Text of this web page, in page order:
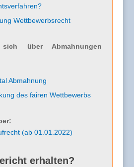
Wettbewerbsrecht
über Abmahnungen
Abmahnung
des fairen Wettbewerbs
(ab 01.01.2022)
erhalten?